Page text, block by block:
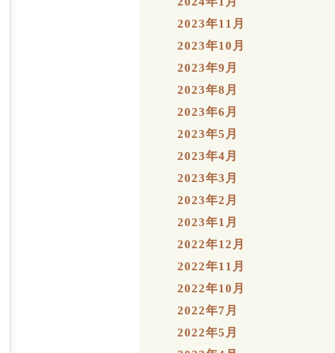
2023年11月
2023年10月
2023年9月
2023年8月
2023年6月
2023年5月
2023年4月
2023年3月
2023年2月
2023年1月
2022年12月
2022年11月
2022年10月
2022年7月
2022年5月